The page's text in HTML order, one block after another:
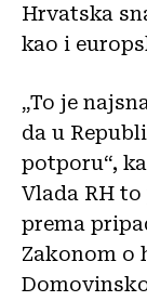
Hrvatska
kao i
„To je
da u
potporu“,
Vlada RH
prema
Zakonom o